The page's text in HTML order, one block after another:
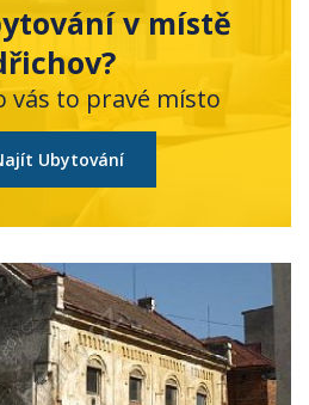
v místě
vás to pravé místo
Ubytování